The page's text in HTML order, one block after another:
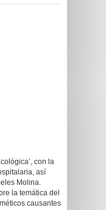
con la
así
Molina.
la temática del
causantes